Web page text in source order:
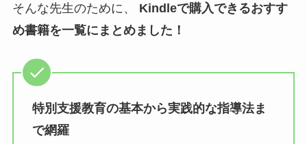
そんな先生のために、 Kindleで購入できるおすす
め書籍を一覧にまとめました！
特別支援教育の基本から実践的な指導法ま
で網羅